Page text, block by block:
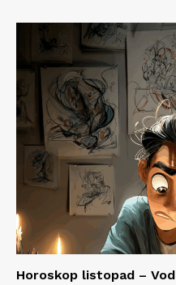
Horoskop listopad –